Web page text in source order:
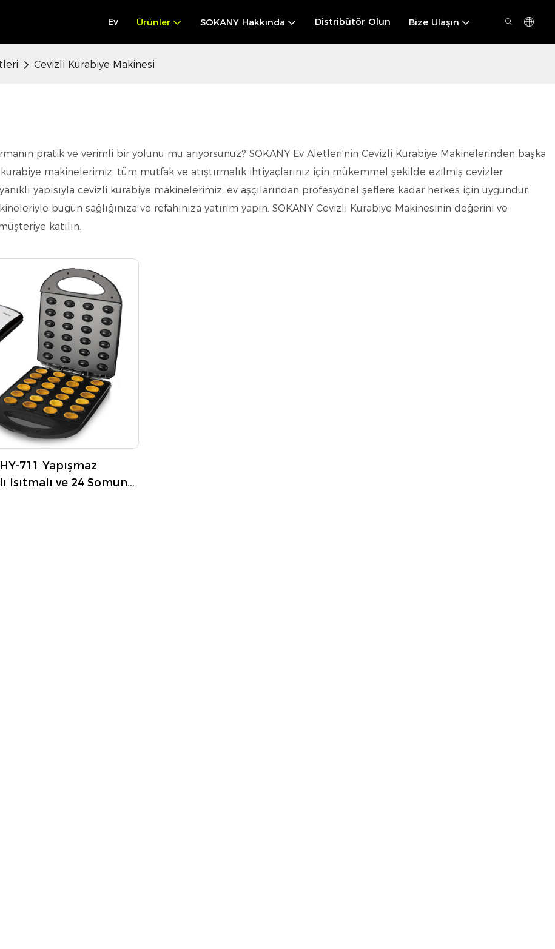
Ev Ürünler SOKANY Hakkında Distribütör Olun Bize Ulaşın
Cevizli Kurabiye Makinesi
pratik ve verimli bir yolunu mu arıyorsunuz? SOKANY Ev Aletleri'nin Cevizli Kurabiye Makinelerinden başka
makinelerimiz, tüm mutfak ve atıştırmalık ihtiyaçlarınız için mükemmel şekilde ezilmiş cevizler
yapısıyla cevizli kurabiye makinelerimiz, ev aşçılarından profesyonel şeflere kadar herkes için uygundur.
bugün sağlığınıza ve refahınıza yatırım yapın. SOKANY Cevizli Kurabiye Makinesinin değerini ve
katılın.
711 Yapışmaz
Isıtmalı ve 24 Somun